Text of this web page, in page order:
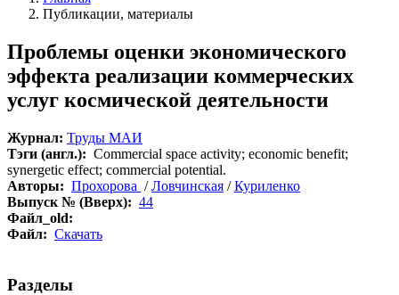
Публикации, материалы
Проблемы оценки экономического
эффекта реализации коммерческих
услуг космической деятельности
Журнал: Труды МАИ
Тэги (англ.): Commercial space activity; economic benefit;
synergetic effect; commercial potential.
Авторы: Прохорова /Ловчинская /Куриленко
Выпуск № (Вверх): 44
Файл_old:
Файл: Скачать
Разделы